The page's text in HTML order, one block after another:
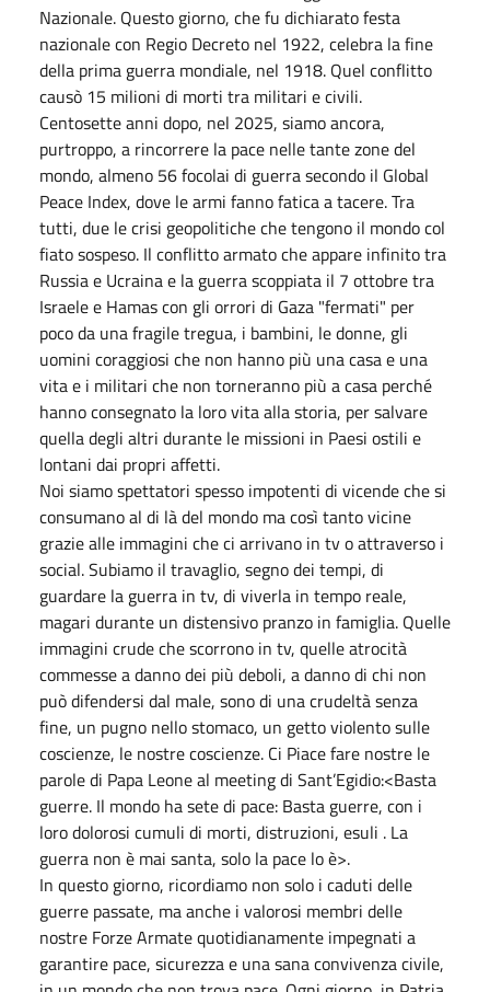
Nazionale. Questo giorno, che fu dichiarato festa
nazionale con Regio Decreto nel 1922, celebra la fine
della prima guerra mondiale, nel 1918. Quel conflitto
causò 15 milioni di morti tra militari e civili.
Centosette anni dopo, nel 2025, siamo ancora,
purtroppo, a rincorrere la pace nelle tante zone del
mondo, almeno 56 focolai di guerra secondo il Global
Peace Index, dove le armi fanno fatica a tacere. Tra
tutti, due le crisi geopolitiche che tengono il mondo col
fiato sospeso. Il conflitto armato che appare infinito tra
Russia e Ucraina e la guerra scoppiata il 7 ottobre tra
Israele e Hamas con gli orrori di Gaza "fermati" per
poco da una fragile tregua, i bambini, le donne, gli
uomini coraggiosi che non hanno più una casa e una
vita e i militari che non torneranno più a casa perché
hanno consegnato la loro vita alla storia, per salvare
quella degli altri durante le missioni in Paesi ostili e
lontani dai propri affetti.
Noi siamo spettatori spesso impotenti di vicende che si
consumano al di là del mondo ma così tanto vicine
grazie alle immagini che ci arrivano in tv o attraverso i
social. Subiamo il travaglio, segno dei tempi, di
guardare la guerra in tv, di viverla in tempo reale,
magari durante un distensivo pranzo in famiglia. Quelle
immagini crude che scorrono in tv, quelle atrocità
commesse a danno dei più deboli, a danno di chi non
può difendersi dal male, sono di una crudeltà senza
fine, un pugno nello stomaco, un getto violento sulle
coscienze, le nostre coscienze. Ci Piace fare nostre le
parole di Papa Leone al meeting di Sant’Egidio:<Basta
guerre. Il mondo ha sete di pace: Basta guerre, con i
loro dolorosi cumuli di morti, distruzioni, esuli . La
guerra non è mai santa, solo la pace lo è>.
In questo giorno, ricordiamo non solo i caduti delle
guerre passate, ma anche i valorosi membri delle
nostre Forze Armate quotidianamente impegnati a
garantire pace, sicurezza e una sana convivenza civile,